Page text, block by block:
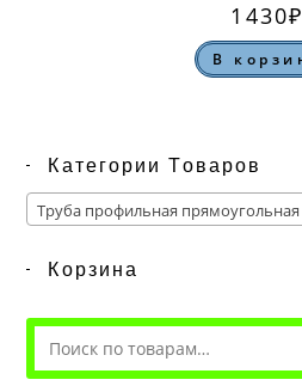
1430₽
В
Категории Товаров
Труба профильная прямоугольная
Корзина